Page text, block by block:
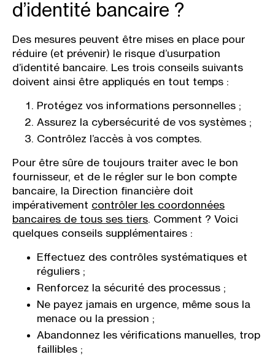
d’identité bancaire ?
Des mesures peuvent être mises en place pour
réduire (et prévenir) le risque d’usurpation
d’identité bancaire. Les trois conseils suivants
doivent ainsi être appliqués en tout temps :
Protégez vos informations personnelles ;
Assurez la cybersécurité de vos systèmes ;
Contrôlez l’accès à vos comptes.
Pour être sûre de toujours traiter avec le bon
fournisseur, et de le régler sur le bon compte
bancaire, la Direction financière doit
impérativement contrôler les coordonnées
bancaires de tous ses tiers. Comment ? Voici
quelques conseils supplémentaires :
Effectuez des contrôles systématiques et
réguliers ;
Renforcez la sécurité des processus ;
Ne payez jamais en urgence, même sous la
menace ou la pression ;
Abandonnez les vérifications manuelles, trop
faillibles ;